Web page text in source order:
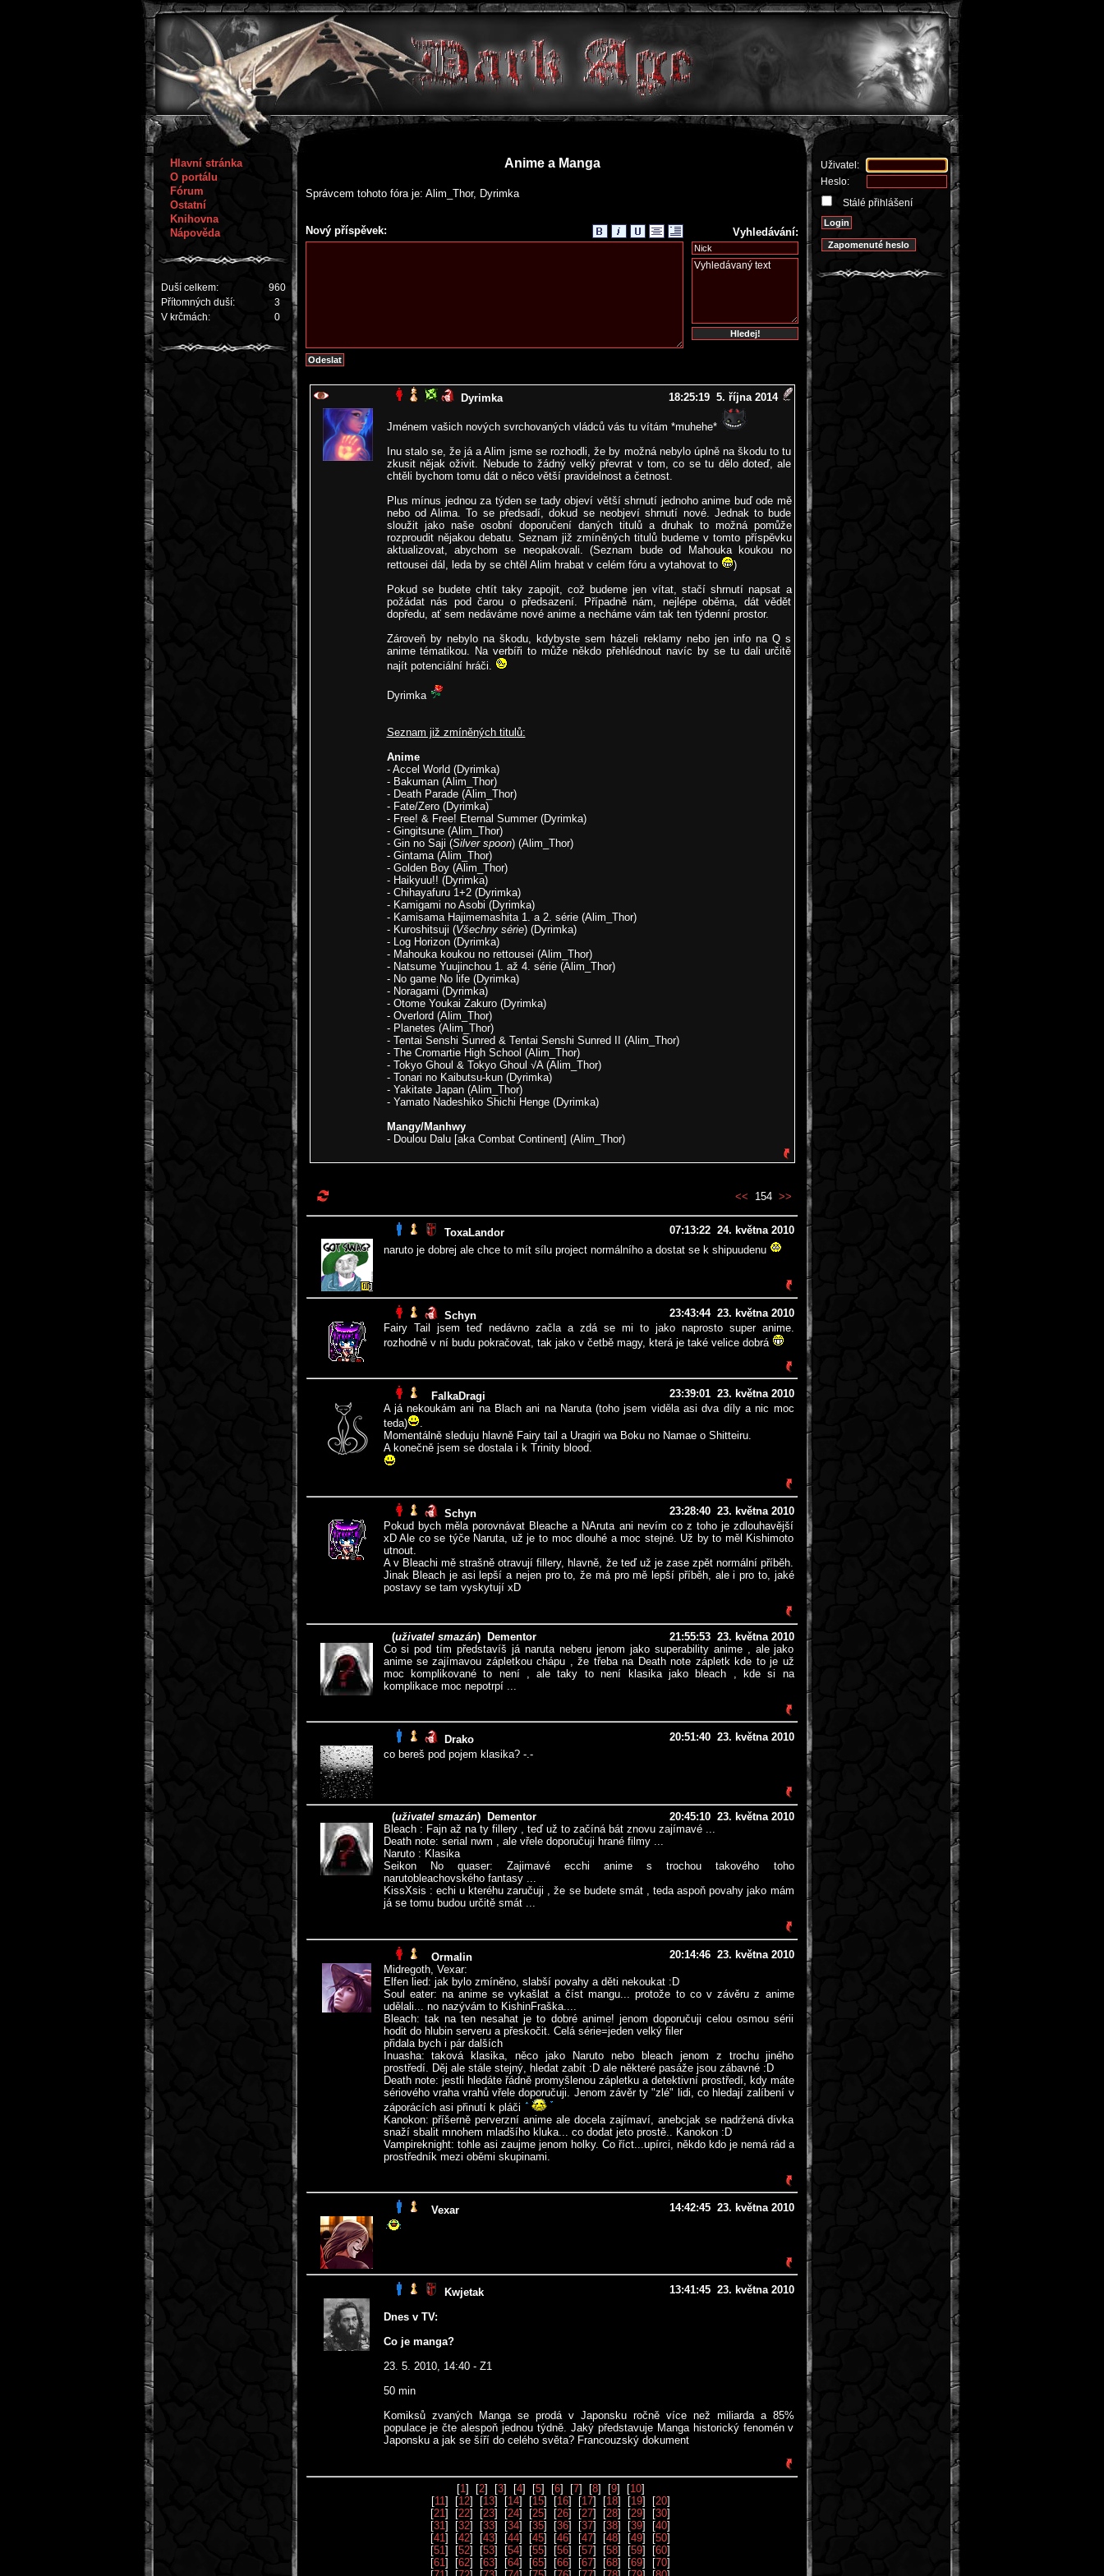
Hlavní stránka
O portálu
Fórum
Ostatní
Knihovna
Nápověda
Duší celkem:
960
Přítomných duší:
3
V krčmách:
0
Anime a Manga
Správcem tohoto fóra je: Alim_Thor, Dyrimka
Nový příspěvek: Vyhledávání:
Dyrimka 18:25:19 5. října 2014
Jménem vašich nových svrchovaných vládců vás tu vítám *muhehe*
Inu stalo se, že já a Alim jsme se rozhodli, že by možná nebylo úplně na škodu to tu
zkusit nějak oživit. Nebude to žádný velký převrat v tom, co se tu dělo doteď, ale
chtěli bychom tomu dát o něco větší pravidelnost a četnost.
Plus mínus jednou za týden se tady objeví větší shrnutí jednoho anime buď ode mě
nebo od Alima. To se předsadí, dokud se neobjeví shrnutí nové. Jednak to bude
sloužit jako naše osobní doporučení daných titulů a druhak to možná pomůže
rozproudit nějakou debatu. Seznam již zmíněných titulů budeme v tomto příspěvku
aktualizovat, abychom se neopakovali. (Seznam bude od Mahouka koukou no
rettousei dál, leda by se chtěl Alim hrabat v celém fóru a vytahovat to
)
Pokud se budete chtít taky zapojit, což budeme jen vítat, stačí shrnutí napsat a
požádat nás pod čarou o předsazení. Případně nám, nejlépe oběma, dát vědět
dopředu, ať sem nedáváme nové anime a necháme vám tak ten týdenní prostor.
Zároveň by nebylo na škodu, kdybyste sem házeli reklamy nebo jen info na Q s
anime tématikou. Na verbíři to může někdo přehlédnout navíc by se tu dali určitě
najít potenciální hráči.
Dyrimka
Seznam již zmíněných titulů:
Anime
- Accel World (Dyrimka)
- Bakuman (Alim_Thor)
- Death Parade (Alim_Thor)
- Fate/Zero (Dyrimka)
- Free! & Free! Eternal Summer (Dyrimka)
- Gingitsune (Alim_Thor)
- Gin no Saji (Silver spoon) (Alim_Thor)
- Gintama (Alim_Thor)
- Golden Boy (Alim_Thor)
- Haikyuu!! (Dyrimka)
- Chihayafuru 1+2 (Dyrimka)
- Kamigami no Asobi (Dyrimka)
- Kamisama Hajimemashita 1. a 2. série (Alim_Thor)
- Kuroshitsuji (Všechny série) (Dyrimka)
- Log Horizon (Dyrimka)
- Mahouka koukou no rettousei (Alim_Thor)
- Natsume Yuujinchou 1. až 4. série (Alim_Thor)
- No game No life (Dyrimka)
- Noragami (Dyrimka)
- Otome Youkai Zakuro (Dyrimka)
- Overlord (Alim_Thor)
- Planetes (Alim_Thor)
- Tentai Senshi Sunred & Tentai Senshi Sunred II (Alim_Thor)
- The Cromartie High School (Alim_Thor)
- Tokyo Ghoul & Tokyo Ghoul √A (Alim_Thor)
- Tonari no Kaibutsu-kun (Dyrimka)
- Yakitate Japan (Alim_Thor)
- Yamato Nadeshiko Shichi Henge (Dyrimka)
Mangy/Manhwy
- Doulou Dalu [aka Combat Continent] (Alim_Thor)
<< 154 >>
ToxaLandor
07:13:22 24. května 2010
naruto je dobrej ale chce to mít sílu project normálního a dostat se k shipuudenu
Schyn
23:43:44 23. května 2010
Fairy Tail jsem teď nedávno začla a zdá se mi to jako naprosto super anime.
rozhodně v ní budu pokračovat, tak jako v četbě magy, která je také velice dobrá
FalkaDragi
23:39:01 23. května 2010
A já nekoukám ani na Blach ani na Naruta (toho jsem viděla asi dva díly a nic moc
teda)
Momentálně sleduju hlavně Fairy tail a Uragiri wa Boku no Namae o Shitteiru.
A konečně jsem se dostala i k Trinity blood.
Schyn
23:28:40 23. května 2010
Pokud bych měla porovnávat Bleache a NAruta ani nevím co z toho je zdlouhavější
xD Ale co se týče Naruta, už je to moc dlouhé a moc stejné. Už by to měl Kishimoto
utnout.
A v Bleachi mě strašně otravují fillery, hlavně, že teď už je zase zpět normální příběh.
Jinak Bleach je asi lepší a nejen pro to, že má pro mě lepší příběh, ale i pro to, jaké
postavy se tam vyskytují xD
(uživatel smazán) Dementor
21:55:53 23. května 2010
Co si pod tím představíš já naruta neberu jenom jako superability anime , ale jako
anime se zajímavou zápletkou chápu , že třeba na Death note zápletk kde to je už
moc komplikované to není , ale taky to není klasika jako bleach , kde si na
komplikace moc nepotrpí ...
Drako
20:51:40 23. května 2010
co bereš pod pojem klasika? -.-
(uživatel smazán) Dementor
20:45:10 23. května 2010
Bleach : Fajn až na ty fillery , teď už to začíná bát znovu zajímavé ...
Death note: serial nwm , ale vřele doporučuji hrané filmy ...
Naruto : Klasika
Seikon No quaser: Zajimavé ecchi anime s trochou takového toho
narutobleachovského fantasy ...
KissXsis : echi u kteréhu zaručuji , že se budete smát , teda aspoň povahy jako mám
já se tomu budou určitě smát ...
Ormalin
20:14:46 23. května 2010
Midregoth, Vexar:
Elfen lied: jak bylo zmíněno, slabší povahy a děti nekoukat :D
Soul eater: na anime se vykašlat a číst mangu... protože to co v závěru z anime
udělali... no nazývám to KishinFraška....
Bleach: tak na ten nesahat je to dobré anime! jenom doporučuji celou osmou sérii
hodit do hlubin serveru a přeskočit. Celá série=jeden velký filer
přidala bych i pár dalších
Inuasha: taková klasika, něco jako Naruto nebo bleach jenom z trochu jiného
prostředí. Děj ale stále stejný, hledat zabít :D ale některé pasáže jsou zábavné :D
Death note: jestli hledáte řádně promyšlenou zápletku a detektivní prostředí, kdy máte
sériového vraha vrahů vřele doporučuji. Jenom závěr ty "zlé" lidi, co hledají zalíbení v
záporácích asi přinutí k pláči
Kanokon: příšerně perverzní anime ale docela zajímaví, anebcjak se nadržená dívka
snaží sbalit mnohem mladšího kluka... co dodat jeto prostě.. Kanokon :D
Vampireknight: tohle asi zaujme jenom holky. Co říct...upírci, někdo kdo je nemá rád a
prostředník mezi oběmi skupinami.
Vexar 14:42:45 23. května 2010
Kwjetak 13:41:45 23. května 2010
Dnes v TV:
Co je manga?
23. 5. 2010, 14:40 - Z1
50 min
Komiksů zvaných Manga se prodá v Japonsku ročně více než miliarda a 85%
populace je čte alespoň jednou týdně. Jaký představuje Manga historický fenomén v
Japonsku a jak se šíří do celého světa? Francouzský dokument
[1] [2] [3] [4] [5] [6] [7] [8] [9] [10]
[11] [12] [13] [14] [15] [16] [17] [18] [19] [20]
[21] [22] [23] [24] [25] [26] [27] [28] [29] [30]
[31] [32] [33] [34] [35] [36] [37] [38] [39] [40]
[41] [42] [43] [44] [45] [46] [47] [48] [49] [50]
[51] [52] [53] [54] [55] [56] [57] [58] [59] [60]
[61] [62] [63] [64] [65] [66] [67] [68] [69] [70]
Uživatel:
Heslo:
Stálé přihlášení